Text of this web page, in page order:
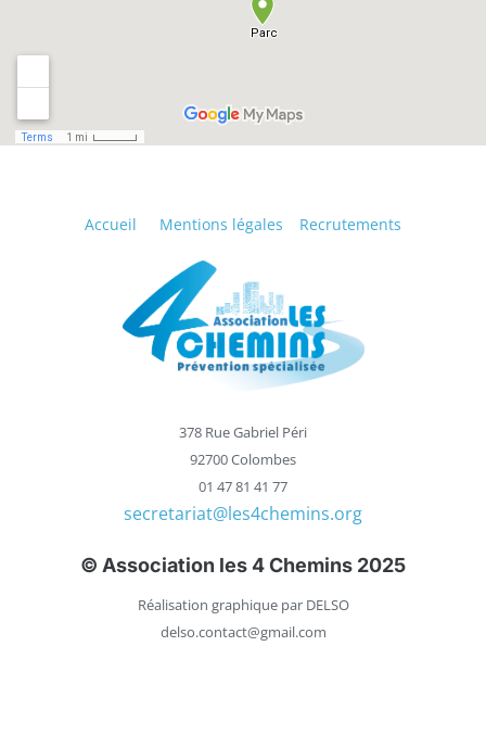
Accueil Mentions légales Recrutements
378 Rue Gabriel Péri
92700 Colombes
01 47 81 41 77
secretariat@les4chemins.org
© Association les 4 Chemins 2025
Réalisation graphique par DELSO
delso.contact@gmail.com